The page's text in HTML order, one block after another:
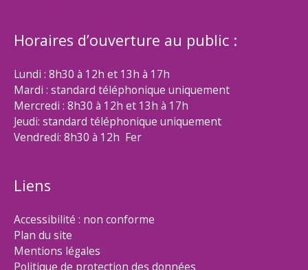
Horaires d’ouverture au public :
Lundi : 8h30 à 12h et 13h à 17h
Mardi : standard téléphonique uniquement
Mercredi : 8h30 à 12h et 13h à 17h
Jeudi: standard téléphonique uniquement
Vendredi: 8h30 à 12h Fer
Liens
Accessibilité : non conforme
Plan du site
Mentions légales
Politique de protection des données